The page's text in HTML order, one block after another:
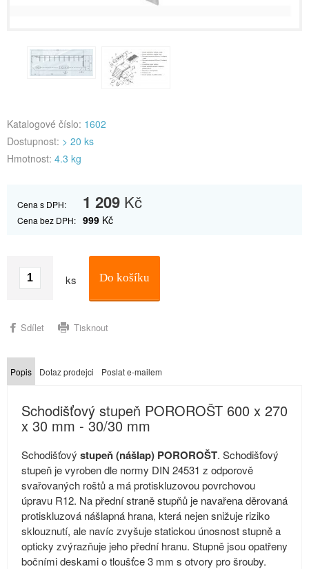
Katalogové číslo: 1602
Dostupnost: > 20 ks
Hmotnost: 4.3 kg
Cena s DPH: 1 209 Kč
Cena bez DPH: 999 Kč
ks Do košíku
Sdílet Tisknout
Popis Dotaz prodejci Poslat e-mailem
Schodišťový stupeň POROROŠT 600 x 270
x 30 mm - 30/30 mm
Schodišťový stupeň (nášlap) POROROŠT. Schodišťový
stupeň je vyroben dle normy DIN 24531 z odporově
svařovaných roštů a má protiskluzovou povrchovou
úpravu R12. Na přední straně stupňů je navařena děrovaná
protiskluzová nášlapná hrana, která nejen snižuje riziko
sklouznutí, ale navíc zvyšuje statickou únosnost stupně a
opticky zvýrazňuje jeho přední hranu. Stupně jsou opatřeny
bočními deskami o tloušťce 3 mm s otvory pro šrouby.